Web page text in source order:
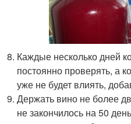
Каждые несколько дней
постоянно проверять, а
уже не будет влиять,
Держать вино не более
не закончилось на 50